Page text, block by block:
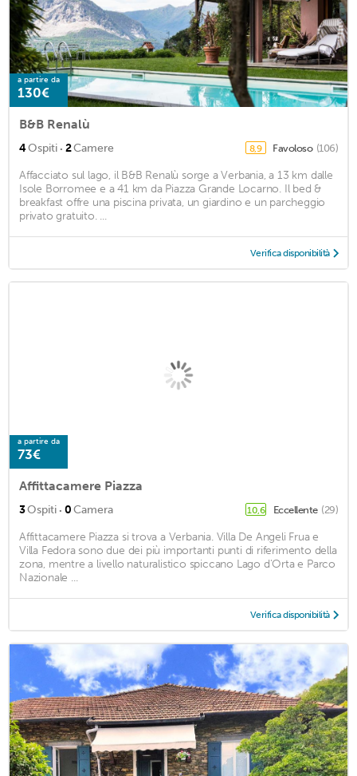
a partire da
130€
B&B Renalù
4Ospiti · 2Camere 8,9 Favoloso (106)
Affacciato sul lago, il B&B Renalù sorge a Verbania, a 13 km dalle
Isole Borromee e a 41 km da Piazza Grande Locarno. Il bed &
breakfast offre una piscina privata, un giardino e un parcheggio
privato gratuito. ...
Verifica disponibilità
a partire da
73€
Affittacamere Piazza
3Ospiti · 0Camera 10,6 Eccellente (29)
Affittacamere Piazza si trova a Verbania. Villa De Angeli Frua e
Villa Fedora sono due dei più importanti punti di riferimento della
zona, mentre a livello naturalistico spiccano Lago d'Orta e Parco
Nazionale ...
Verifica disponibilità